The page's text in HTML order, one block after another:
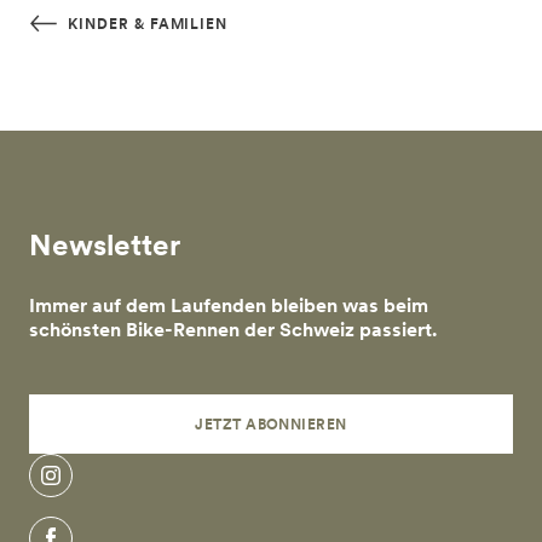
Skip to main content
KINDER & FAMILIEN
Newsletter
Immer auf dem Laufenden bleiben was beim
schönsten Bike-Rennen der Schweiz passiert.
JETZT ABONNIEREN
Instagram